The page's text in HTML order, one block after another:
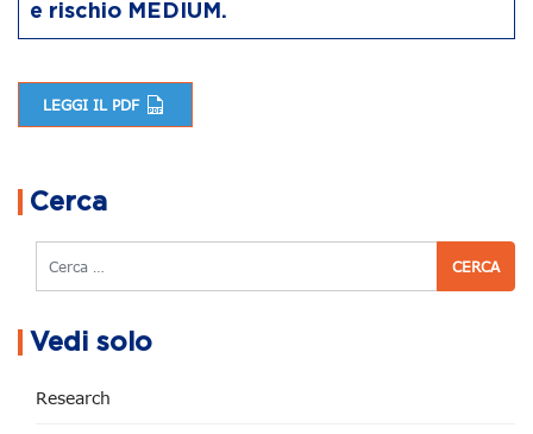
e rischio MEDIUM.
LEGGI IL PDF
Cerca
Cerca
Vedi solo
Research